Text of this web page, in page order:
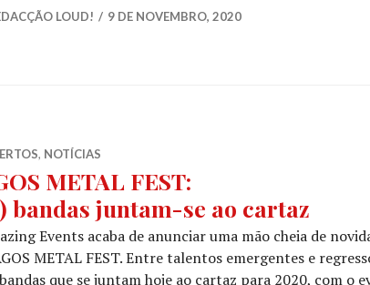
LOUD! 9 DE NOVEMBRO, 2020
, NOTÍCIAS
METAL FEST:
bandas juntam-se ao cartaz
Events acaba de anunciar uma mão cheia de
METAL FEST. Entre talentos emergentes e
que se juntam hoje ao cartaz para 2020, com o